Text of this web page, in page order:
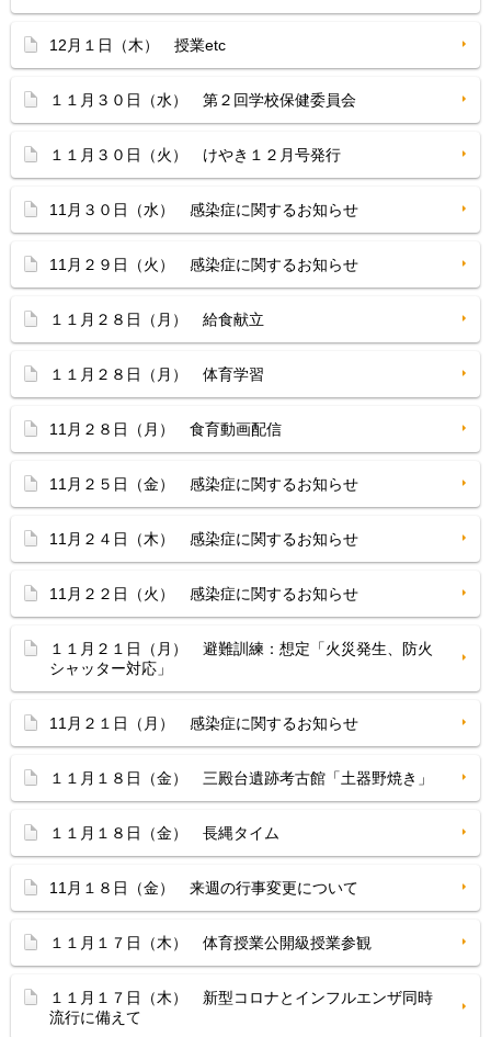
12月１日（木） 授業etc
１１月３０日（水） 第２回学校保健委員会
１１月３０日（火） けやき１２月号発行
11月３０日（水） 感染症に関するお知らせ
11月２９日（火） 感染症に関するお知らせ
１１月２８日（月） 給食献立
１１月２８日（月） 体育学習
11月２８日（月） 食育動画配信
11月２５日（金） 感染症に関するお知らせ
11月２４日（木） 感染症に関するお知らせ
11月２２日（火） 感染症に関するお知らせ
１１月２１日（月） 避難訓練：想定「火災発生、防火
シャッター対応」
11月２１日（月） 感染症に関するお知らせ
１１月１８日（金） 三殿台遺跡考古館「土器野焼き」
１１月１８日（金） 長縄タイム
11月１８日（金） 来週の行事変更について
１１月１７日（木） 体育授業公開級授業参観
１１月１７日（木） 新型コロナとインフルエンザ同時
流行に備えて